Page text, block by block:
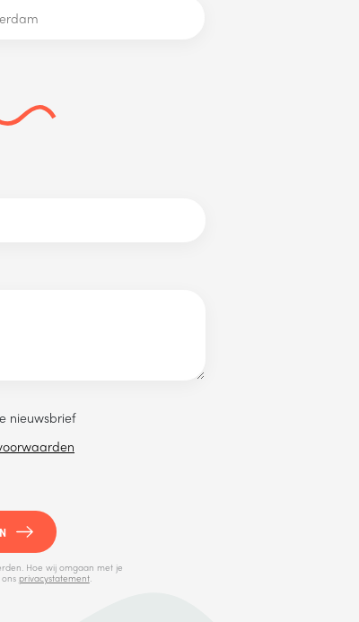
nieuwsbrief
Hoe wij omgaan met je
privacystatement.